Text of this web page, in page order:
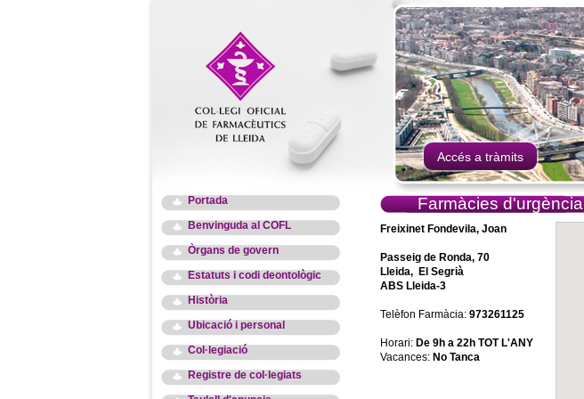
Accés a tràmits
Portada
Benvinguda al COFL
Òrgans de govern
Estatuts i codi deontològic
Història
Ubicació i personal
Col·legiació
Registre de col·legiats
Farmàcies d'urgència
Freixinet Fondevila, Joan
Passeig de Ronda, 70
Lleida, El Segrià
ABS Lleida-3
Telèfon Farmàcia: 973261125
Horari: De 9h a 22h TOT L'ANY
Vacances: No Tanca